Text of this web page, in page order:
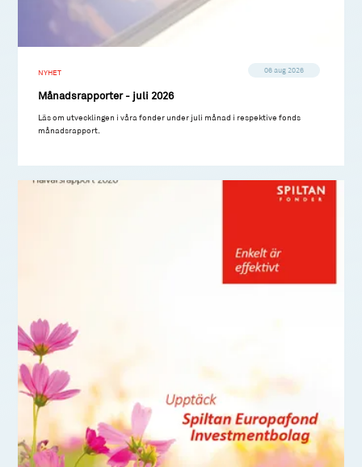
NYHET 06 aug 2026
Månadsrapporter - juli 2026
Läs om utvecklingen i våra fonder under juli månad i respektive fonds
månadsrapport.